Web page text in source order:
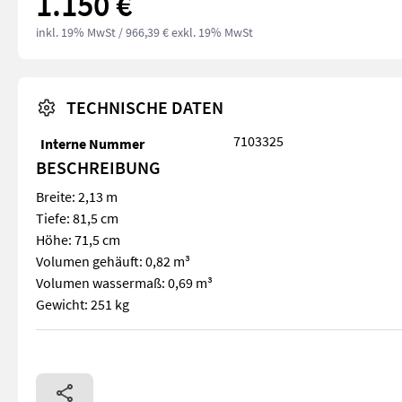
inkl. 19% MwSt / 966,39 € exkl. 19% MwSt
TECHNISCHE DATEN
Interne Nummer 7103325
BESCHREIBUNG
Breite: 2,13 m
Tiefe: 81,5 cm
Höhe: 71,5 cm
Volumen gehäuft: 0,82 m³
Volumen wassermaß: 0,69 m³
Gewicht: 251 kg
Breite: 2,13 m Tiefe: 81,5 cm Höhe: 71,5 cm Volumen